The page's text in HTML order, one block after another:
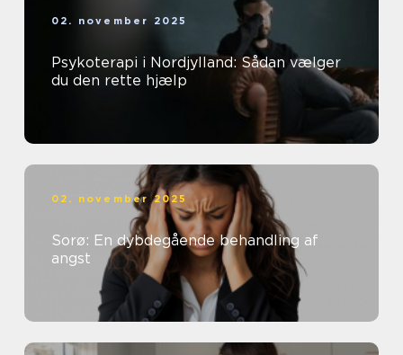
02. november 2025
Psykoterapi i Nordjylland: Sådan vælger
du den rette hjælp
02. november 2025
Sorø: En dybdegående behandling af
angst